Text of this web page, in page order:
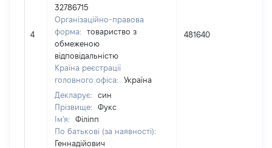
4
32786715
Організаційно-правова
форма:
товариство з
обмеженою
відповідальністю
Країна реєстрації
головного офіса:
Україна
Декларує:
син
Прізвище:
Фукс
Ім'я:
Філіпп
По батькові (за наявності):
Геннадійович
481640